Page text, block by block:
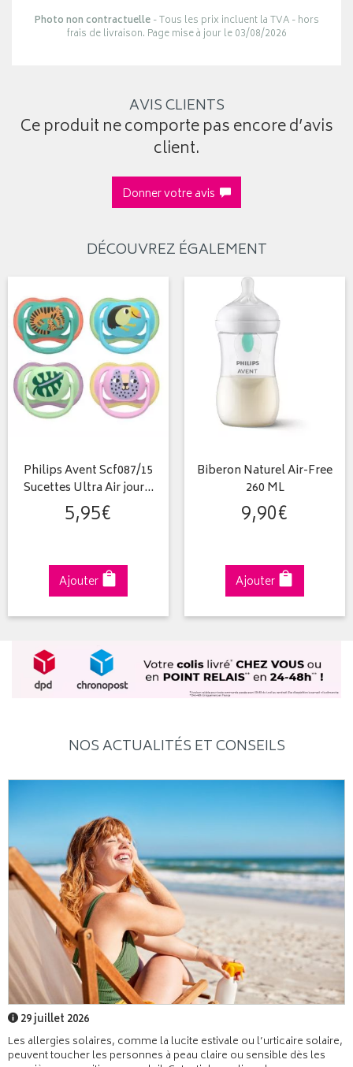
Photo non contractuelle- Tous les prix incluent la TVA - hors
frais de livraison. Page mise à jour le 03/08/2026
AVIS CLIENTS
Ce produit ne comporte pas encore d’avis
client.
Donner votre avis
DÉCOUVREZ ÉGALEMENT
Philips Avent Scf087/15
Sucettes Ultra Air jour…
5,95€
Ajouter
Biberon Naturel Air-Free
260 ML
9,90€
Ajouter
NOS ACTUALITÉS ET CONSEILS
29 juillet 2026
Les allergies solaires, comme la lucite estivale ou l’urticaire solaire,
peuvent toucher les personnes à peau claire ou sensible dès les